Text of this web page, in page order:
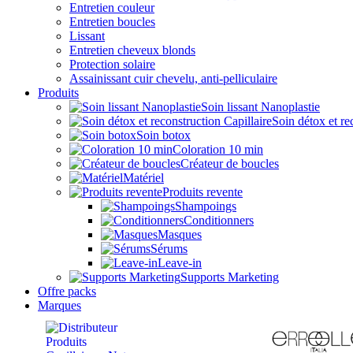
Entretien couleur
Entretien boucles
Lissant
Entretien cheveux blonds
Protection solaire
Assainissant cuir chevelu, anti-pelliculaire
Produits
Soin lissant Nanoplastie
Soin détox et
Soin botox
Coloration 10 min
Créateur de boucles
Matériel
Produits revente
Shampoings
Conditionners
Masques
Sérums
Leave-in
Supports Marketing
Offre packs
Marques